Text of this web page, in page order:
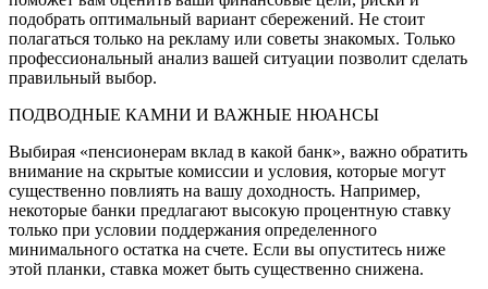
подобрать оптимальный вариант сбережений. Не стоит
полагаться только на рекламу или советы знакомых. Только
профессиональный анализ вашей ситуации позволит сделать
правильный выбор.
ПОДВОДНЫЕ КАМНИ И ВАЖНЫЕ НЮАНСЫ
Выбирая «пенсионерам вклад в какой банк», важно обратить
внимание на скрытые комиссии и условия, которые могут
существенно повлиять на вашу доходность. Например,
некоторые банки предлагают высокую процентную ставку
только при условии поддержания определенного
минимального остатка на счете. Если вы опуститесь ниже
этой планки, ставка может быть существенно снижена.